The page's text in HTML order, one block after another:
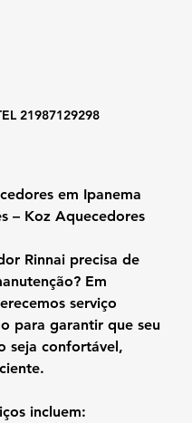
21987129298
em Ipanema
– Koz Aquecedores
Rinnai precisa de
Em
serviço
para garantir que seu
seja confortável,
.
incluem: